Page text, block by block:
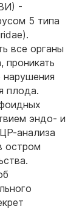
-
5 типа
все органы
проникать
нарушения
плода.
эндо- и
анализа
остром